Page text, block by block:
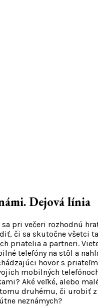
Dejová línia
pri večeri rozhodnú
či sa skutočne všetci
priatelia a partneri.
telefóny na stôl a
hovor s
mobilných
Aké veľké, alebo
druhému, či urobiť z
neznámych?